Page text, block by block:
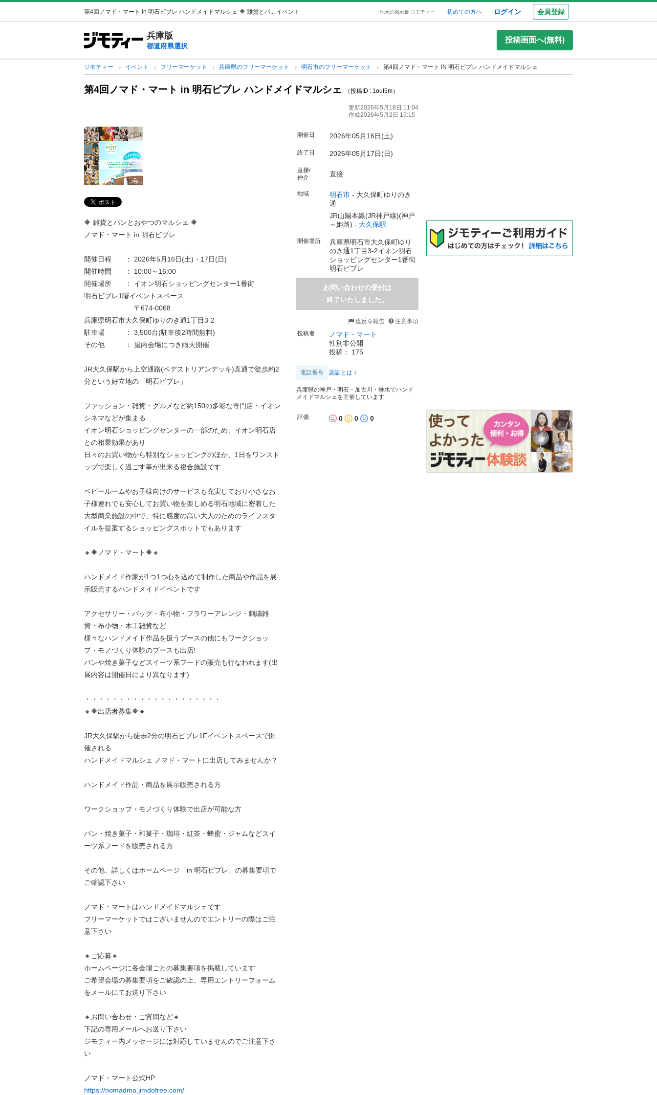
第4回ノマド・マート in 明石ビブレ ハンドメイドマルシェ 🔶 雑貨とパ... イベント 地元の掲示板 ジモティー 初めての方へ ログイン 会員登録
兵庫版
都道府県選択
投稿画面へ(無料)
ジモティー イベント フリーマーケット 兵庫県のフリーマーケット 明石市のフリーマーケット 第4回ノマド・マート IN 明石ビブレ ハンドメイドマルシェ
第4回ノマド・マート in 明石ビブレ ハンドメイドマルシェ （投稿ID : 1oul5m）
更新2026年5月18日 11:04
作成2026年5月2日 15:15
🔶 雑貨とパンとおやつのマルシェ 🔶
ノマド・マート in 明石ビブレ
開催日程 ： 2026年5月16日(土)・17日(日)
開催時間 ： 10:00～16:00
開催場所 ： イオン明石ショッピングセンター1番街
明石ビブレ1階イベントスペース
〒674-0068
兵庫県明石市大久保町ゆりのき通1丁目3-2
駐車場 ： 3,500台(駐車後2時間無料)
その他 ： 屋内会場につき雨天開催
JR大久保駅から上空通路(ペデストリアンデッキ)直通で徒歩約2
分という好立地の「明石ビブレ」
ファッション・雑貨・グルメなど約150の多彩な専門店・イオン
シネマなどが集まる
イオン明石ショッピングセンターの一部のため、イオン明石店
との相乗効果があり
日々のお買い物から特別なショッピングのほか、1日をワンスト
ップで楽しく過ごす事が出来る複合施設です
ベビールームやお子様向けのサービスも充実しており小さなお
子様連れでも安心してお買い物を楽しめる明石地域に密着した
大型商業施設の中で、特に感度の高い大人のためのライフスタ
イルを提案するショッピングスポットでもあります
🔸🔶ノマド・マート🔶🔸
ハンドメイド作家が1つ1つ心を込めて制作した商品や作品を展
示販売するハンドメイドイベントです
アクセサリー・バッグ・布小物・フラワーアレンジ・刺繍雑
貨・布小物・木工雑貨など
様々なハンドメイド作品を扱うブースの他にもワークショッ
プ・モノづくり体験のブースも出店!
パンや焼き菓子などスイーツ系フードの販売も行なわれます(出
展内容は開催日により異なります)
・・・・・・・・・・・・・・・・・・・・
🔸🔶出店者募集🔶🔸
JR大久保駅から徒歩2分の明石ビブレ1Fイベントスペースで開
催される
ハンドメイドマルシェ ノマド・マートに出店してみませんか？
ハンドメイド作品・商品を展示販売される方
ワークショップ・モノづくり体験で出店が可能な方
パン・焼き菓子・和菓子・珈琲・紅茶・蜂蜜・ジャムなどスイ
ーツ系フードを販売される方
その他、詳しくはホームページ「in 明石ビブレ」の募集要項で
ご確認下さい
ノマド・マートはハンドメイドマルシェです
フリーマーケットではございませんのでエントリーの際はご注
意下さい
🔸ご応募🔸
ホームページに各会場ごとの募集要項を掲載しています
ご希望会場の募集要項をご確認の上、専用エントリーフォーム
をメールにてお送り下さい
🔸お問い合わせ・ご質問など🔸
下記の専用メールへお送り下さい
ジモティー内メッセージには対応していませんのでご注意下さ
い
ノマド・マート公式HP
https://nomadma.jimdofree.com/
開催日 2026年05月16日(土)
終了日 2026年05月17日(日)
直接/
仲介
直接
地域 明石市 - 大久保町ゆりのき
通
JR山陽本線(JR神戸線)(神戸
～姫路) - 大久保駅
開催場所
兵庫県明石市大久保町ゆり
のき通1丁目3-2イオン明石
ショッピングセンター1番街
明石ビブレ
お問い合わせの受付は
終了いたしました。
違反を報告
注意事項
投稿者
ノマド・マート
性別非公開
投稿： 175
電話番号 認証とは
兵庫県の神戸・明石・加古川・垂水でハンド
メイドマルシェを主催しています
評価 0 0 0